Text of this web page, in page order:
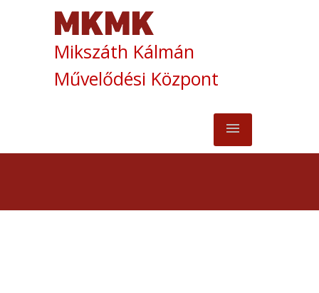
Mikszáth Kálmán
Művelődési Központ